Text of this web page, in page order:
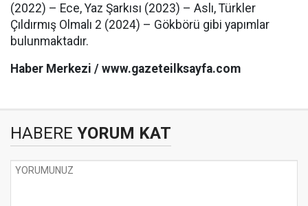
(2022) – Ece, Yaz Şarkısı (2023) – Aslı, Türkler
Çıldırmış Olmalı 2 (2024) – Gökbörü gibi yapımlar
bulunmaktadır.
Haber Merkezi / www.gazeteilksayfa.com
HABERE YORUM KAT